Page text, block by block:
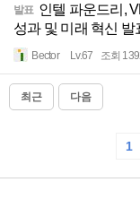
발표 인텔 파운드리,
성과 및 미래 혁신 발
Bector Lv.67 조회
최근 다음
1